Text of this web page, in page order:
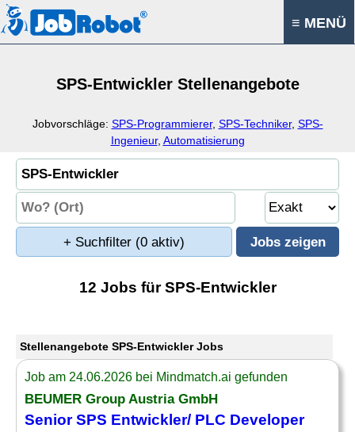
≡ MENÜ
SPS-Entwickler Stellenangebote
Jobvorschläge: SPS-Programmierer, SPS-Techniker, SPS-
Ingenieur, Automatisierung
+ Suchfilter (0 aktiv)
12 Jobs für SPS-Entwickler
Stellenangebote SPS-Entwickler Jobs
Job am 24.06.2026 bei Mindmatch.ai gefunden
BEUMER Group Austria GmbH
SeniorSPS Entwickler/ PLC Developer